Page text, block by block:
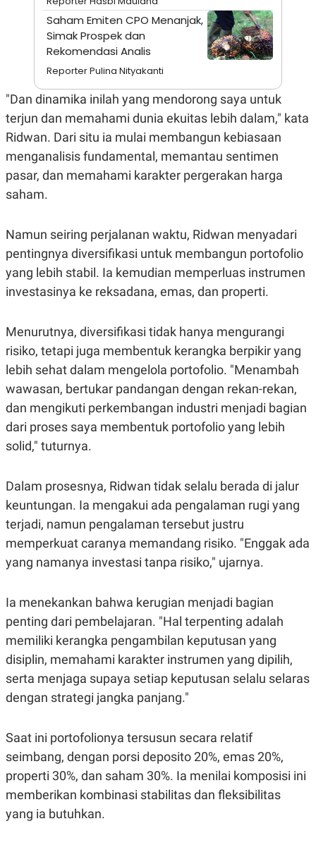
E
R
I
N
L
S
T
A
KANAL
P
A
D
A
T
A
I
G
S
K
O
N
T
A
V
L
P
S
U
JARINGAN
O
A
A
A
D
E
M
R
S
E
E
A
S
E
I
A
N
G
G
N
A
N
I
N
R
A
E
M
Saham Emiten CPO Menanjak,
Simak Prospek dan
Rekomendasi Analis
Reporter Pulina Nityakanti
"Dan dinamika inilah yang mendorong saya untuk
terjun dan memahami dunia ekuitas lebih dalam," kata
Ridwan. Dari situ ia mulai membangun kebiasaan
menganalisis fundamental, memantau sentimen
pasar, dan memahami karakter pergerakan harga
saham.
Namun seiring perjalanan waktu, Ridwan menyadari
pentingnya diversifikasi untuk membangun portofolio
yang lebih stabil. Ia kemudian memperluas instrumen
investasinya ke reksadana, emas, dan properti.
Menurutnya, diversifikasi tidak hanya mengurangi
risiko, tetapi juga membentuk kerangka berpikir yang
lebih sehat dalam mengelola portofolio. "Menambah
wawasan, bertukar pandangan dengan rekan-rekan,
dan mengikuti perkembangan industri menjadi bagian
dari proses saya membentuk portofolio yang lebih
solid," tuturnya.
Dalam prosesnya, Ridwan tidak selalu berada di jalur
keuntungan. Ia mengakui ada pengalaman rugi yang
terjadi, namun pengalaman tersebut justru
memperkuat caranya memandang risiko. "Enggak ada
yang namanya investasi tanpa risiko," ujarnya.
Ia menekankan bahwa kerugian menjadi bagian
penting dari pembelajaran. "Hal terpenting adalah
memiliki kerangka pengambilan keputusan yang
disiplin, memahami karakter instrumen yang dipilih,
serta menjaga supaya setiap keputusan selalu selaras
dengan strategi jangka panjang."
Saat ini portofolionya tersusun secara relatif
seimbang, dengan porsi deposito 20%, emas 20%,
properti 30%, dan saham 30%. Ia menilai komposisi ini
memberikan kombinasi stabilitas dan fleksibilitas
yang ia butuhkan.